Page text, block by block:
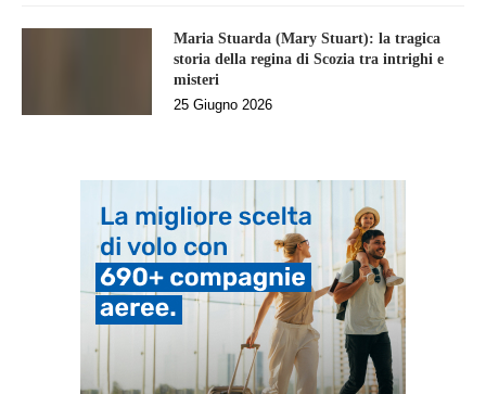
Maria Stuarda (Mary Stuart): la tragica
storia della regina di Scozia tra intrighi e
misteri
25 Giugno 2026